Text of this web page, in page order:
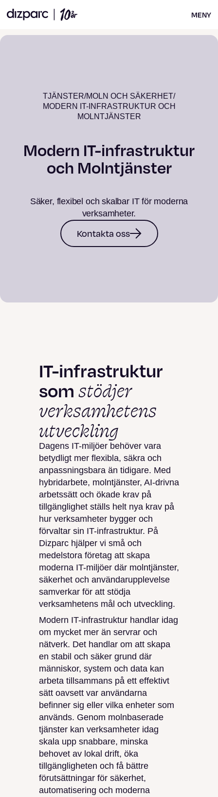
MENY
TJÄNSTER/MOLN OCH SÄKERHET/
MODERN IT-INFRASTRUKTUR OCH
MOLNTJÄNSTER
Modern IT-infrastruktur
och Molntjänster
Säker, flexibel och skalbar IT för moderna
verksamheter.
Kontakta oss
IT-infrastruktur
som stödjer
verksamhetens
utveckling
Dagens IT-miljöer behöver vara
betydligt mer flexibla, säkra och
anpassningsbara än tidigare. Med
hybridarbete, molntjänster, AI-drivna
arbetssätt och ökade krav på
tillgänglighet ställs helt nya krav på
hur verksamheter bygger och
förvaltar sin IT-infrastruktur. På
Dizparc hjälper vi små och
medelstora företag att skapa
moderna IT-miljöer där molntjänster,
säkerhet och användarupplevelse
samverkar för att stödja
verksamhetens mål och utveckling.
Modern IT-infrastruktur handlar idag
om mycket mer än servrar och
nätverk. Det handlar om att skapa
en stabil och säker grund där
människor, system och data kan
arbeta tillsammans på ett effektivt
sätt oavsett var användarna
befinner sig eller vilka enheter som
används. Genom molnbaserade
tjänster kan verksamheter idag
skala upp snabbare, minska
behovet av lokal drift, öka
tillgängligheten och få bättre
förutsättningar för säkerhet,
automatisering och moderna